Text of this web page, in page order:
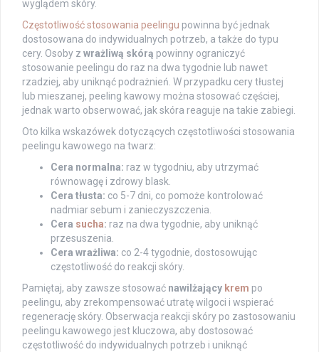
wyglądem skóry.
Częstotliwość stosowania peelingu powinna być jednak
dostosowana do indywidualnych potrzeb, a także do typu
cery. Osoby z wrażliwą skórą powinny ograniczyć
stosowanie peelingu do raz na dwa tygodnie lub nawet
rzadziej, aby uniknąć podrażnień. W przypadku cery tłustej
lub mieszanej, peeling kawowy można stosować częściej,
jednak warto obserwować, jak skóra reaguje na takie zabiegi.
Oto kilka wskazówek dotyczących częstotliwości stosowania
peelingu kawowego na twarz:
Cera normalna: raz w tygodniu, aby utrzymać
równowagę i zdrowy blask.
Cera tłusta: co 5-7 dni, co pomoże kontrolować
nadmiar sebum i zanieczyszczenia.
Cera sucha: raz na dwa tygodnie, aby uniknąć
przesuszenia.
Cera wrażliwa: co 2-4 tygodnie, dostosowując
częstotliwość do reakcji skóry.
Pamiętaj, aby zawsze stosować nawilżający krem po
peelingu, aby zrekompensować utratę wilgoci i wspierać
regenerację skóry. Obserwacja reakcji skóry po zastosowaniu
peelingu kawowego jest kluczowa, aby dostosować
częstotliwość do indywidualnych potrzeb i uniknąć